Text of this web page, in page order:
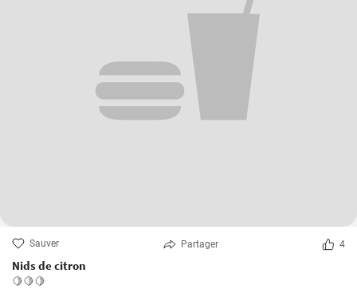
Sauver Partager 4
Nids de citron
🍋🍋🍋